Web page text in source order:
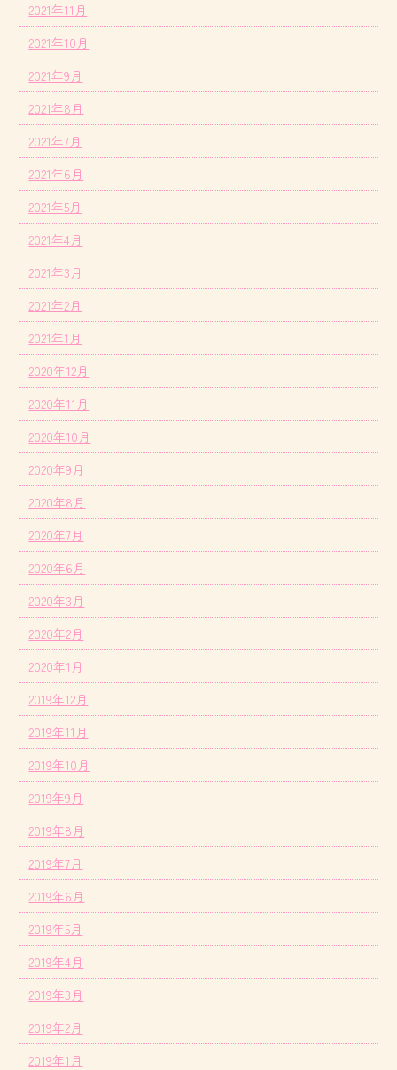
2021年11月
2021年10月
2021年9月
2021年8月
2021年7月
2021年6月
2021年5月
2021年4月
2021年3月
2021年2月
2021年1月
2020年12月
2020年11月
2020年10月
2020年9月
2020年8月
2020年7月
2020年6月
2020年3月
2020年2月
2020年1月
2019年12月
2019年11月
2019年10月
2019年9月
2019年8月
2019年7月
2019年6月
2019年5月
2019年4月
2019年3月
2019年2月
2019年1月